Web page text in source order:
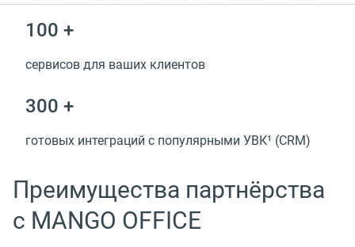
100 +
сервисов для ваших клиентов
300 +
готовых интеграций с популярными УВК¹ (CRM)
Преимущества партнёрства
с MANGO OFFICE